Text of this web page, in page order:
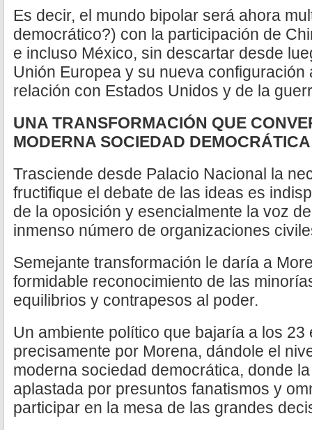
Es decir, el mundo bipolar será ahora
democrático?) con la participación de
e incluso México, sin descartar desde
Unión Europea y su nueva configuración
relación con Estados Unidos y de la
UNA TRANSFORMACIÓN QUE
MODERNA SOCIEDAD DEMOCRÁTICA
Trasciende desde Palacio Nacional la
fructifique el debate de las ideas es
de la oposición y esencialmente la voz
inmenso número de organizaciones
Semejante transformación le daría a
formidable reconocimiento de las
equilibrios y contrapesos al poder.
Un ambiente político que bajaría a los
precisamente por Morena, dándole el
moderna sociedad democrática, donde
aplastada por presuntos fanatismos y
participar en la mesa de las grandes